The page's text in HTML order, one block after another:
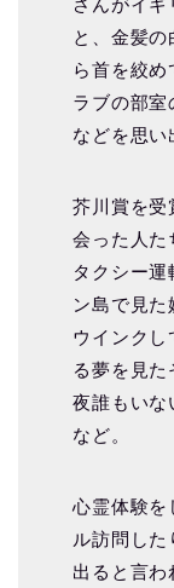
と、金髪
ら首を絞め
ラブの部室
などを思い
芥川賞を受
会った人た
タクシー
ン島で見た
ウインクし
る夢を見
夜誰もいな
など。
心霊体験を
ル訪問し
出ると言わ